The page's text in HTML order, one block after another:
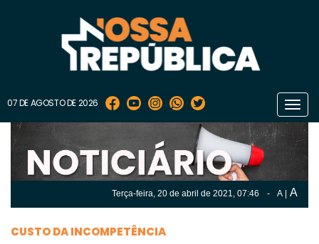
07 DE AGOSTO DE 2026
Terça-feira, 20 de abril de 2021, 07:46 - A A
CUSTO DA INCOMPETÊNCIA